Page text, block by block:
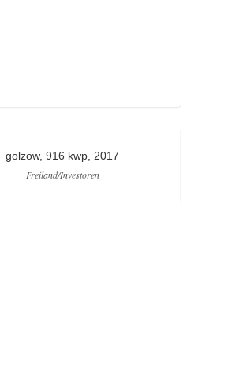
golzow, 916 kwp, 2017
Freiland/Investoren